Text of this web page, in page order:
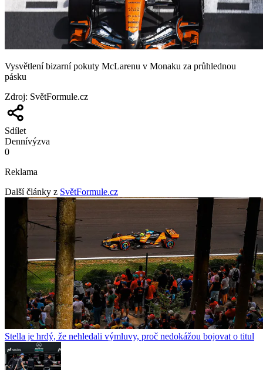
Vysvětlení bizarní pokuty McLarenu v Monaku za průhlednou
pásku
Zdroj: SvětFormule.cz
Sdílet
Dennívýzva
0
Reklama
Další články z SvětFormule.cz
Stella je hrdý, že nehledali výmluvy, proč nedokážou bojovat o titul